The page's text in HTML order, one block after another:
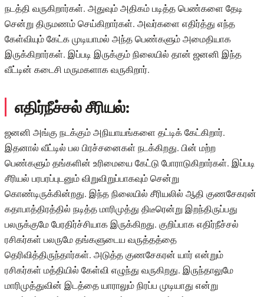
நடத்தி வருகிறார்கள். அதுவும் அதிகம் படித்த பெண்களை தேடி
சென்று திருமணம் செய்கிறார்கள். அவர்களை எதிர்த்து எந்த
கேள்வியும் கேட்க முடியாமல் அந்த பெண்களும் அமைதியாக
இருக்கிறார்கள். இப்படி இருக்கும் நிலையில் தான் ஜனனி இந்த
வீட்டின் கடைசி மருமகளாக வருகிறார்.
எதிர்நீச்சல் சீரியல்:
ஜனனி அங்கு நடக்கும் அநியாயங்களை தட்டிக் கேட்கிறார்.
இதனால் வீட்டில் பல பிரச்சனைகள் நடக்கிறது. பின் மற்ற
பெண்களும் தங்களின் உரிமையை கேட்டு போராடுகிறார்கள். இப்படி
சீரியல் பரபரப்புடனும் விறுவிறுப்பாகவும் சென்று
கொண்டிருக்கின்றது. இந்த நிலையில் சீரியலில் ஆதி குணசேகரன்
கதாபாத்திரத்தில் நடித்த மாரிமுத்து திடீரென்று இறந்திருப்பது
பலருக்குமே பேரதிர்ச்சியாக இருக்கிறது. குறிப்பாக எதிர்நீச்சல்
ரசிகர்கள் பலருமே தங்களுடைய வருத்தத்தை
தெரிவித்திருந்தார்கள். அடுத்த குணசேகரன் யார் என்றும்
ரசிகர்கள் மத்தியில் கேள்வி எழுந்து வருகிறது. இருந்தாலுமே
மாரிமுத்துவின் இடத்தை யாராலும் நிரப்ப முடியாது என்று